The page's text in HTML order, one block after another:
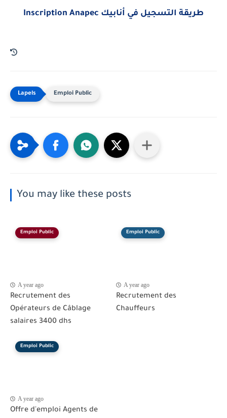
Inscription Anapec طريقة التسجيل في أنابيك
Emploi Public
You may like these posts
Emploi Public
A year ago
Recrutement des
Opérateurs de Câblage
salaires 3400 dhs
Emploi Public
A year ago
Recrutement des
Chauffeurs
Emploi Public
A year ago
Offre d'emploi Agents de